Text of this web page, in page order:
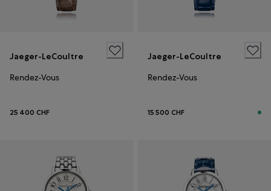
Jaeger-LeCoultre
Rendez-Vous
25 400 CHF
Jaeger-LeCoultre
Rendez-Vous
15 500 CHF